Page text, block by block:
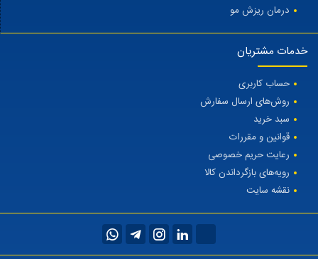
درمان ریزش مو
خدمات مشتریان
حساب کاربری
روش‌های ارسال سفارش
سبد خرید
قوانین و مقررات
رعایت حریم خصوصی
رویه‌های بازگرداندن کالا
نقشه سایت